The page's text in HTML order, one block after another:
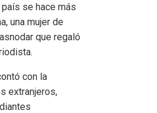
se hace más
una mujer de
que regaló
con la
extranjeros,